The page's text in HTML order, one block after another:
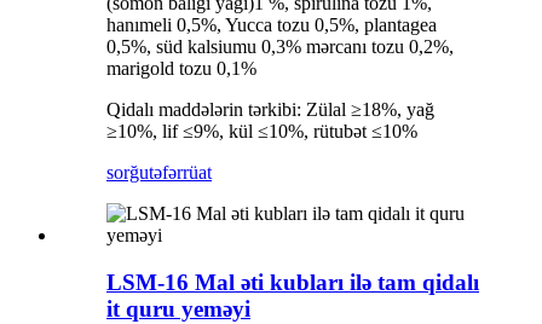
hanımeli 0,5%, Yucca tozu 0,5%, plantagea
0,5%, süd kalsiumu 0,3% mərcanı tozu 0,2%,
marigold tozu 0,1%
Qidalı maddələrin tərkibi: Zülal ≥18%, yağ
≥10%, lif ≤9%, kül ≤10%, rütubət ≤10%
sorğutəfərrüat
LSM-16 Mal əti kubları ilə tam qidalı
it quru yeməyi